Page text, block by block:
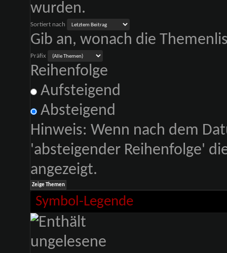
wurden.
Sortiert nach
Gib an, wonach die
Präfix
Reihenfolge
Aufsteigend
Absteigend
Hinweis: Wenn nach dem
'absteigender Reihenfolge'
angezeigt.
Symbol-Legende